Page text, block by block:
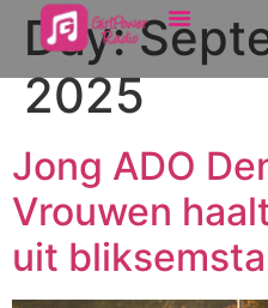
Day:
2025
Jong ADO
Vrouwen
uit